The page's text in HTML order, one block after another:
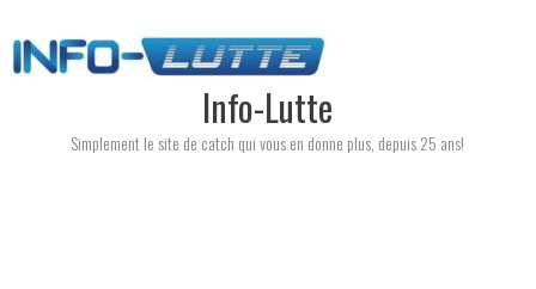
to
content
Info-Lutte
Simplement le site de catch qui vous en donne plus, depuis 25 ans!